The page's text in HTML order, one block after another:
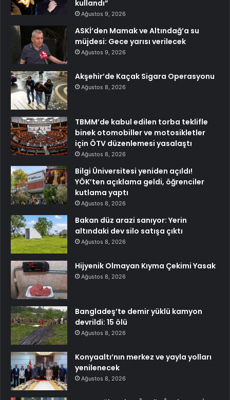
kullandı”
Ağustos 9, 2026
ASKİ’den Mamak ve Altındağ’a su
müjdesi: Gece yarısı verilecek
Ağustos 9, 2026
Akşehir’de Kaçak Sigara Operasyonu
Ağustos 8, 2026
TBMM’de kabul edilen torba teklifle
binek otomobiller ve motosikletler
için ÖTV düzenlemesi yasalaştı
Ağustos 8, 2026
Bilgi Üniversitesi yeniden açıldı!
YÖK’ten açıklama geldi, öğrenciler
kutlama yaptı
Ağustos 8, 2026
Bakan düz arazi sanıyor: Yerin
altındaki dev silo satışa çıktı
Ağustos 8, 2026
Hijyenik Olmayan Kıyma Çekimi Yasak
Ağustos 8, 2026
Bangladeş’te demir yüklü kamyon
devrildi: 15 ölü
Ağustos 8, 2026
Konyaaltı’nın merkez ve yayla yolları
yenilenecek
Ağustos 8, 2026